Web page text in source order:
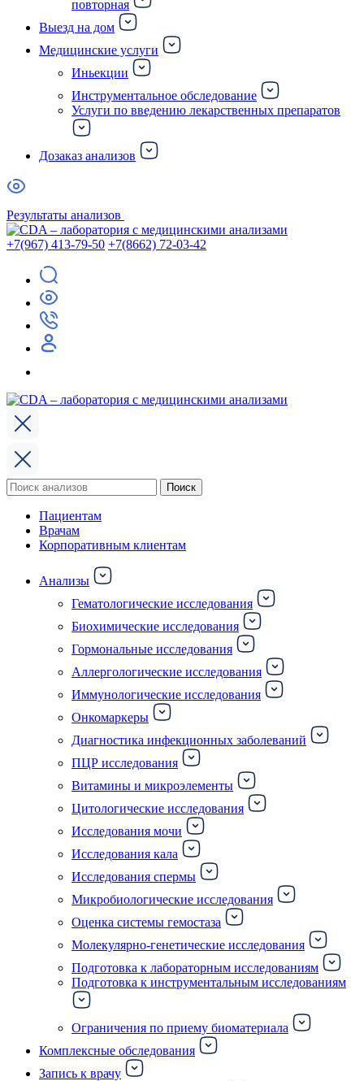
повторная
Выезд на дом
Медицинские услуги
Иньекции
Инструментальное обследование
Услуги по введению лекарственных препаратов
Дозаказ анализов
Результаты анализов
+7(967) 413-79-50 +7(8662) 72-03-42
Поиск
по:
Поиск
Пациентам
Врачам
Корпоративным клиентам
Анализы
Гематологические исследования
Биохимические исследования
Гормональные исследования
Аллергологические исследования
Иммунологические исследования
Онкомаркеры
Диагностика инфекционных заболеваний
ПЦР исследования
Витамины и микроэлементы
Цитологические исследования
Исследования мочи
Исследования кала
Исследования спермы
Микробиологические исследования
Оценка системы гемостаза
Молекулярно-генетические исследования
Подготовка к лабораторным исследованиям
Подготовка к инструментальным исследованиям
Ограничения по приему биоматериала
Комплексные обследования
Запись к врачу